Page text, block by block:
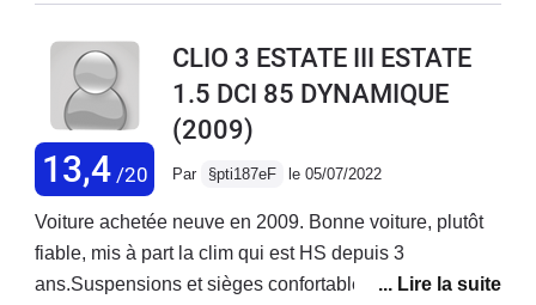
13,4/20
CLIO 3 ESTATE III ESTATE
1.5 DCI 85 DYNAMIQUE
(2009)
Par §pti187eF le 05/07/2022
Voiture achetée neuve en 2009. Bonne voiture, plutôt
fiable, mis à part la clim qui est HS depuis 3
ans.Suspensions et sièges confortables. Moteur